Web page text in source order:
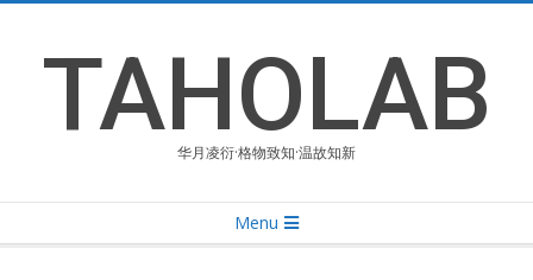
contentTAHOLAB
华月凌衍·格物致知·温故知新
Navigation
Menu